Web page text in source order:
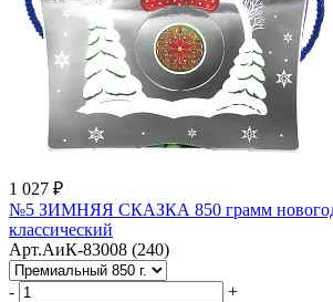
1 027 ₽
№5 ЗИМНЯЯ СКАЗКА 850 грамм
классический
Арт.АиК-83008 (240)
-
+